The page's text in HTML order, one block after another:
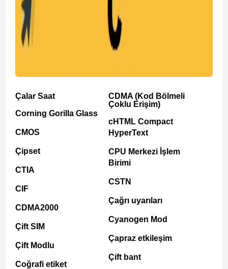
Çalar Saat
Corning Gorilla Glass
CMOS
Çipset
CTIA
CIF
CDMA2000
Çift SIM
Çift Modlu
Coğrafi etiket
CDMA (Kod Bölmeli
Çoklu Erişim)
cHTML Compact
HyperText
CPU Merkezi İşlem
Birimi
CSTN
Çağrı uyarıları
Cyanogen Mod
Çapraz etkileşim
Çift bant